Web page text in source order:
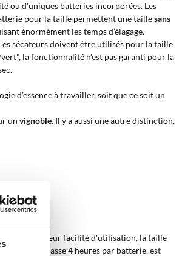
ou d'uniques batteries incorporées. Les
pour la taille permettent une taillesans
énormément les temps d’élagage.
sécateurs doivent être utilisés pour la taille
la fonctionnalité n'est pas garanti pour la
d’essence à travailler, soit que ce soit un
un vignoble. Il y a aussi une autre distinction,
et à) leur facilité d'utilisation, la taille
dépasse 4 heures par batterie, est